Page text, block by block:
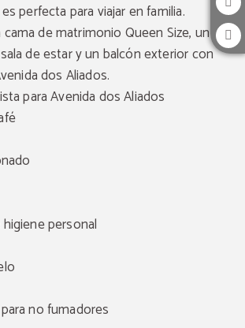
perfecta para viajar en familia.
de matrimonio Queen Size, un
de estar y un balcón exterior con
dos Aliados.
para Avenida dos Aliados
personal
no fumadores